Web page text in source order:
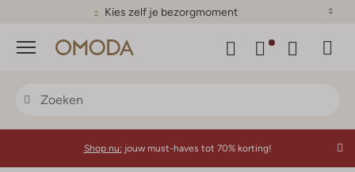
Kies zelf je bezorgmoment
Menu
Shop nu: jouw must-haves tot 70% korting!